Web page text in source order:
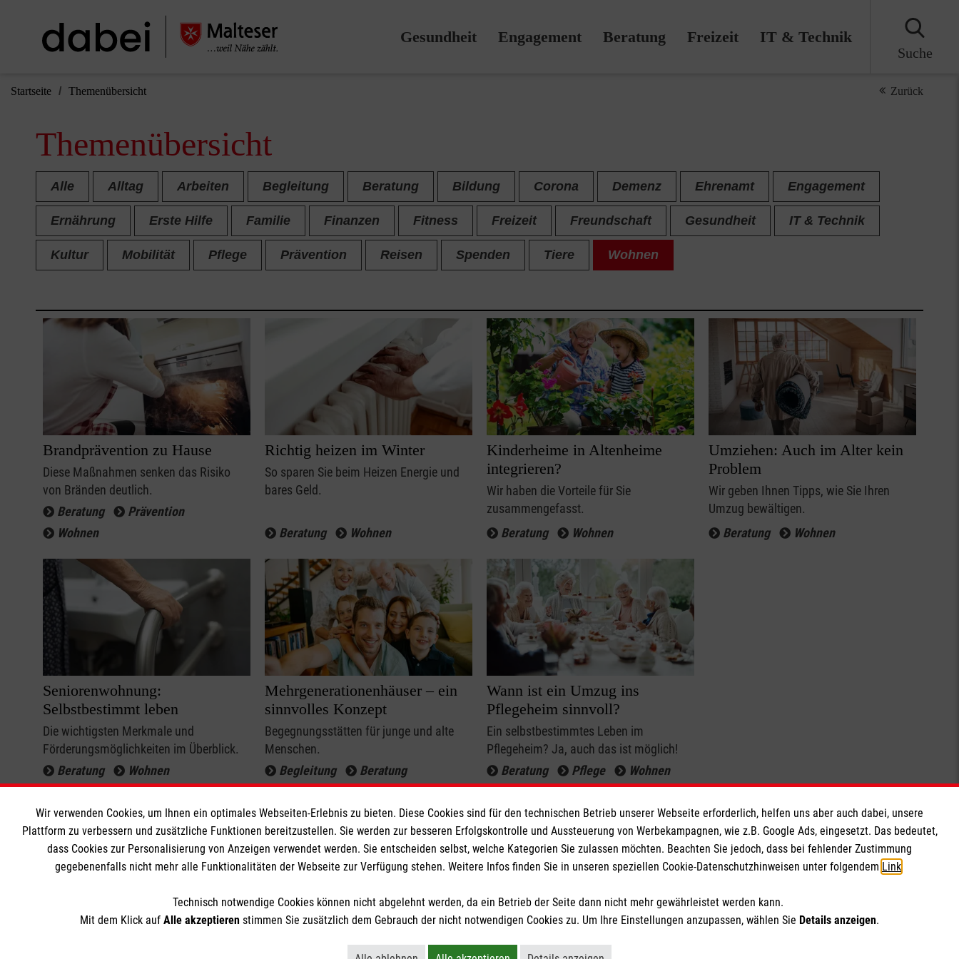
Gesundheit Engagement Beratung Freizeit IT & Technik
Suche
Startseite Themenübersicht Zurück
Themenübersicht
Alle Alltag Arbeiten Begleitung Beratung Bildung Corona Demenz Ehrenamt Engagement
Ernährung Erste Hilfe Familie Finanzen Fitness Freizeit Freundschaft Gesundheit IT & Technik
Kultur Mobilität Pflege Prävention Reisen Spenden Tiere Wohnen
Brandprävention zu Hause
Diese Maßnahmen senken das Risiko
von Bränden deutlich.
Beratung
Prävention
Wohnen
Richtig heizen im Winter
So sparen Sie beim Heizen Energie und
bares Geld.
Beratung Wohnen
Kinderheime in Altenheime
integrieren?
Wir haben die Vorteile für Sie
zusammengefasst.
Beratung
Wohnen
Umziehen: Auch im Alter kein
Problem
Wir geben Ihnen Tipps, wie Sie Ihren
Umzug bewältigen.
Beratung
Wohnen
Seniorenwohnung:
Selbstbestimmt leben
Die wichtigsten Merkmale und
Förderungsmöglichkeiten im Überblick.
Beratung
Wohnen
Mehrgenerationenhäuser – ein
sinnvolles Konzept
Begegnungsstätten für junge und alte
Menschen.
Begleitung
Beratung
Wohnen
Wann ist ein Umzug ins
Pflegeheim sinnvoll?
Ein selbstbestimmtes Leben im
Pflegeheim? Ja, auch das ist möglich!
Beratung
Pflege Wohnen
Weitere Artikel
Wir verwenden Cookies, um Ihnen ein optimales Webseiten-Erlebnis zu bieten. Diese Cookies sind für den technischen Betrieb unserer Webseite erforderlich, helfen uns aber auch dabei, unsere
Plattform zu verbessern und zusätzliche Funktionen bereitzustellen. Sie werden zur besseren Erfolgskontrolle und Aussteuerung von Werbekampagnen, wie z.B. Google Ads, eingesetzt. Das bedeutet,
dass Cookies zur Personalisierung von Anzeigen verwendet werden. Sie entscheiden selbst, welche Kategorien Sie zulassen möchten. Beachten Sie jedoch, dass bei fehlender Zustimmung
gegebenenfalls nicht mehr alle Funktionalitäten der Webseite zur Verfügung stehen. Weitere Infos finden Sie in unseren speziellen Cookie-Datenschutzhinweisen unter folgendem Link
Technisch notwendige Cookies können nicht abgelehnt werden, da ein Betrieb der Seite dann nicht mehr gewährleistet werden kann.
Mit dem Klick auf Alle akzeptieren stimmen Sie zusätzlich dem Gebrauch der nicht notwendigen Cookies zu. Um Ihre Einstellungen anzupassen, wählen Sie Details anzeigen.